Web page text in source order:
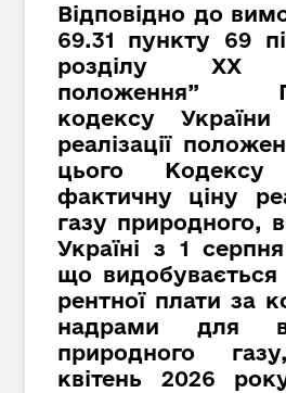
Відповідно до
69.31 пункту 69
розділу XX
положення”
кодексу
реалізації
цього Кодексу
фактичну ціну
газу природного,
Україні з 1
що видобувається
рентної плати за
надрами для
природного
квітень 2026